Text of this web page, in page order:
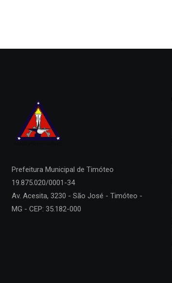
Prefeitura Municipal de Timóteo
19.875.020/0001-34
Av. Acesita, 3230 - São José - Timóteo -
MG - CEP: 35.182-000